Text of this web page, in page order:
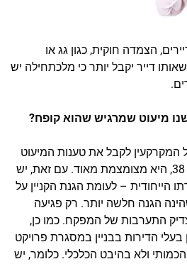
הצמדה חוקית, כגון גג או
דייר יקבל יותר כי מלכתחילה יש
מיעוט שמרגיש שהוא קופח?
לקבל את טענות המיעוט
ולמנוע ביצוע פרויקט תמ"א 38, היא מצומצמת מאוד. עם זאת, יש
הייחודית – לעומת הגנת הקניין על
הגנה חלשה יותר. רק פגיעה
התערבות של המפקח. כמו כן,
בעלי הדירות בבניין במסגרת פרויקט
הכמותי ולא בהיבט הכלכלי. כלומר, יש